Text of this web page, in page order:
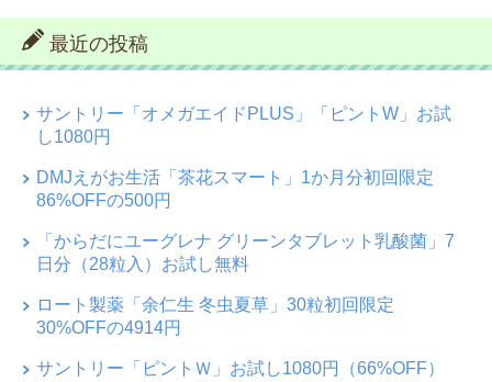
最近の投稿
サントリー「オメガエイドPLUS」「ピントW」お試
し1080円
DMJえがお生活「茶花スマート」1か月分初回限定
86%OFFの500円
「からだにユーグレナ グリーンタブレット乳酸菌」7
日分（28粒入）お試し無料
ロート製薬「余仁生 冬虫夏草」30粒初回限定
30%OFFの4914円
サントリー「ピントＷ」お試し1080円（66%OFF）